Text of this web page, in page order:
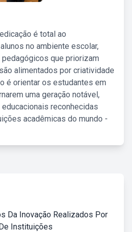
é total ao
no ambiente escolar,
que priorizam
alimentados por criatividade
é orientar os estudantes em
uma geração notável,
reconhecidas
acadêmicas do mundo -
Da Inovação Realizados Por
Instituições